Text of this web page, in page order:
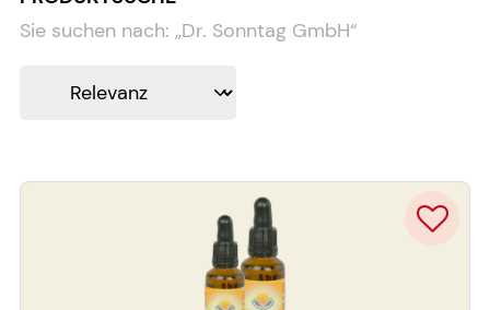
Sie suchen nach: „Dr. Sonntag GmbH“